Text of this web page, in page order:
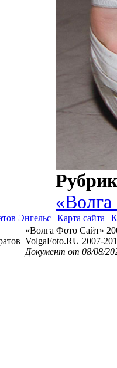
Энгельс | Карта сайта |
«Волга Фото Сайт»
VolgaFoto.RU 2007-
Документ от 08/08/